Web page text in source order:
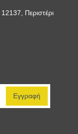
Περιστέρι